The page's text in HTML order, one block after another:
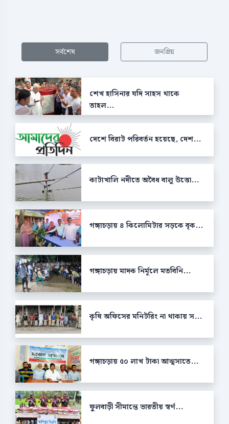
সর্বশেষ জনপ্রিয়
শেখ হাসিনার যদি সাহস থাকে
তাহল...
দেশে বিরাট পরিবর্তন হয়েছে, দেশ...
কাটাখালি নদীতে অবৈধ বালু উত্তো...
গঙ্গাচড়ায় ৪ কিলোমিটার সড়কে বৃক...
গঙ্গাচড়ায় মাদক নির্মূলে মতবিনি...
কৃষি অফিসের মনিটরিং না থাকায় স...
গঙ্গাচড়ায় ৫০ লাখ টাকা আত্মসাতে...
ফুলবাড়ী সীমান্তে ভারতীয় স্বর্ণ...